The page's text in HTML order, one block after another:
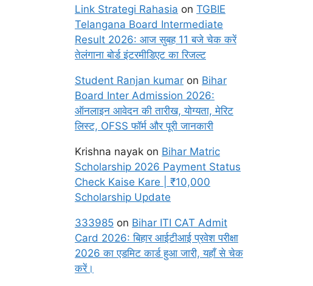
Link Strategi Rahasia on TGBIE
Telangana Board Intermediate
Result 2026: आज सुबह 11 बजे चेक करें
तेलंगाना बोर्ड इंटरमीडिएट का रिजल्ट
Student Ranjan kumar on Bihar
Board Inter Admission 2026:
ऑनलाइन आवेदन की तारीख, योग्यता, मेरिट
लिस्ट, OFSS फॉर्म और पूरी जानकारी
Krishna nayak on Bihar Matric
Scholarship 2026 Payment Status
Check Kaise Kare | ₹10,000
Scholarship Update
333985 on Bihar ITI CAT Admit
Card 2026: बिहार आईटीआई प्रवेश परीक्षा
2026 का एडमिट कार्ड हुआ जारी, यहाँ से चेक
करें।